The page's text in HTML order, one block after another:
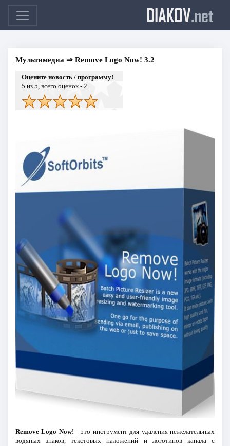
DIAKOV.net
Мультимедиа ⇒ Remove Logo Now! 3.2
Оцените новость / программу!
5 из 5, всего оценок - 2
Remove Logo Now! - это инструмент для удаления нежелательных
водяных знаков, текстовых наложений и логотипов канала с